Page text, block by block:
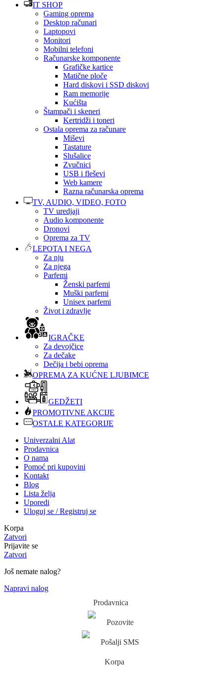
IT SHOP
Gaming oprema
Desktop računari
Laptopovi
Monitori
Mobilni telefoni
Računarske komponente
Grafičke kartice
Matične ploče
Hard diskovi i SSD diskovi
Ram memorije
Kućišta
Štampači i skeneri
Kertridži i toneri
Ostala oprema za računare
Miševi
Tastature
Slušalice
Zvučnici
USB i fleševi
Web kamere
Razna računarska oprema
TV, AUDIO, VIDEO, FOTO
TV uredjaji
Audio komponente
Dronovi
Oprema za TV
LEPOTA I NEGA
Za nju
Za njega
Parfemi
Ženski parfemi
Muški parfemi
Unisex parfemi
Život i zdravlje
IGRAČKE
Za devojčice
Za dečake
Dečija i bebi oprema
OPREMA ZA KUĆNE LJUBIMCE
GEDŽETI
PROMOTIVNE AKCIJE
OSTALE KATEGORIJE
Univerzalni Alat
Prodavnica
O nama
Pomoć pri kupovini
Kontakt
Blog
Lista želja
Uporedi
Uloguj se / Registruj se
Korpa
Zatvori
Prijavite se
Zatvori
Još nemate nalog?
Napravi nalog
Prodavnica
Pozovite
Pošalji SMS
Korpa